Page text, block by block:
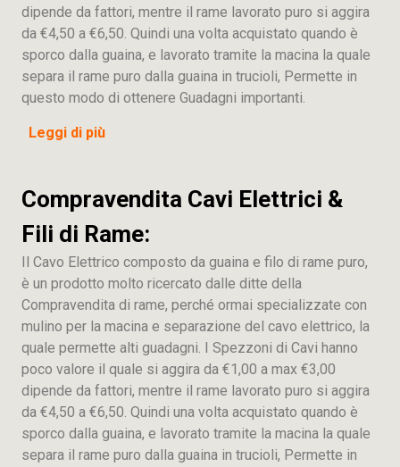
dipende da fattori, mentre il rame lavorato puro si aggira
da €4,50 a €6,50. Quindi una volta acquistato quando è
sporco dalla guaina, e lavorato tramite la macina la quale
separa il rame puro dalla guaina in trucioli, Permette in
questo modo di ottenere Guadagni importanti.
Leggi di più
Compravendita Cavi Elettrici &
Fili di Rame:
Il Cavo Elettrico composto da guaina e filo di rame puro,
è un prodotto molto ricercato dalle ditte della
Compravendita di rame, perché ormai specializzate con
mulino per la macina e separazione del cavo elettrico, la
quale permette alti guadagni. I Spezzoni di Cavi hanno
poco valore il quale si aggira da €1,00 a max €3,00
dipende da fattori, mentre il rame lavorato puro si aggira
da €4,50 a €6,50. Quindi una volta acquistato quando è
sporco dalla guaina, e lavorato tramite la macina la quale
separa il rame puro dalla guaina in trucioli, Permette in